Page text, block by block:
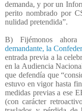
demanda, y por un
perito nombrado por
nulidad pretendida”.
B) Fijémonos
demandante, la
entrada previa a la
en la Audiencia
que defendía que
estuvo en vigor hasta
medidas previas a ese
(con carácter